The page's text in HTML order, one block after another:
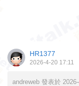
HR1377
2026-4-20 17:11
andreweb 發表於